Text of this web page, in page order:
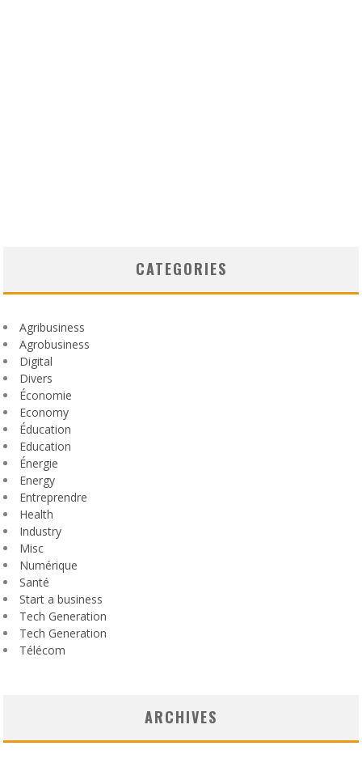
CATEGORIES
Agribusiness
Agrobusiness
Digital
Divers
Économie
Economy
Éducation
Education
Énergie
Energy
Entreprendre
Health
Industry
Misc
Numérique
Santé
Start a business
Tech Generation
Tech Generation
Télécom
ARCHIVES